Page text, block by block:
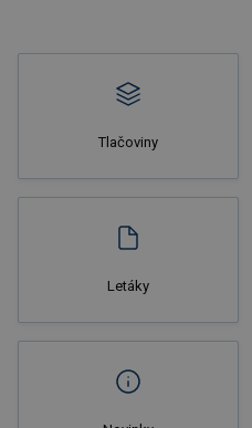
Tlačoviny
Letáky